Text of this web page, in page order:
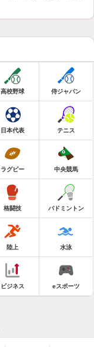
高校野球 侍ジャパン
日本代表 テニス
ラグビー 中央競馬
格闘技 バドミントン
陸上 水泳
ビジネス eスポーツ